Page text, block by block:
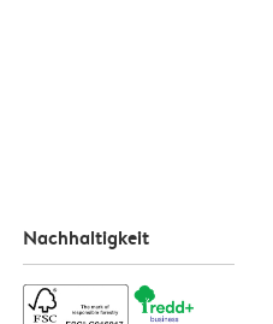
Nachhaltigkeit